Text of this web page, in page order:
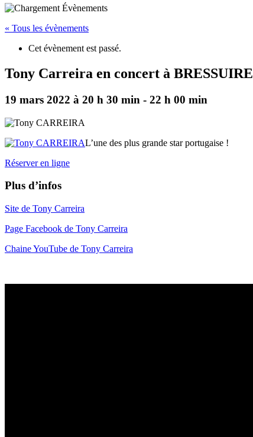
« Tous les évènements
Cet évènement est passé.
Tony Carreira en concert à BRESSUIRE
19 mars 2022 à 20 h 30 min - 22 h 00 min
L’une des plus grande star portugaise !
Réserver en ligne
Plus d’infos
Site de Tony Carreira
Page Facebook de Tony Carreira
Chaine YouTube de Tony Carreira